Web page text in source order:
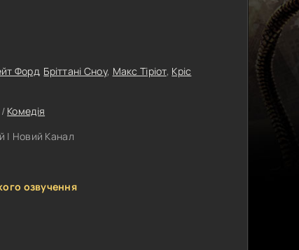
Форд, Бріттані Сноу, Макс Тіріот, Кріс
/ Комедія
| Новий Канал
озвучення